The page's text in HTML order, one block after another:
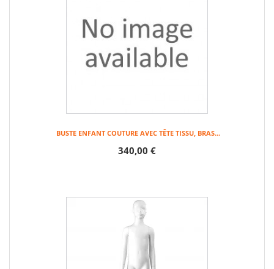
BUSTE ENFANT COUTURE AVEC TÊTE TISSU, BRAS...
340,00 €